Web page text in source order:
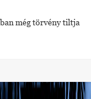
még törvény tiltja